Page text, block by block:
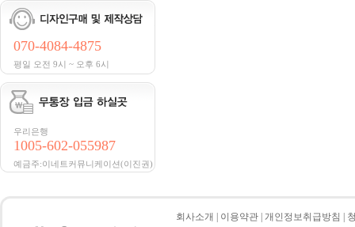
070-4084-4875
평일 오전 9시 ~ 오후 6시
우리은행
1005-602-055987
예금주:이네트커뮤니케이션(이진권)
회사소개 이용약관 개인정보취급방침